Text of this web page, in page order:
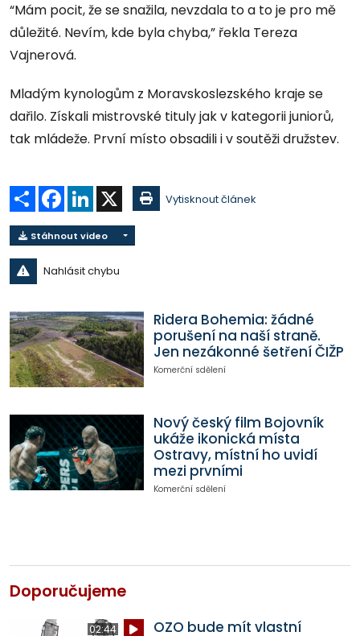
“Mám pocit, že se snažila, nevzdala to a to je pro mě
důležité. Nevím, kde byla chyba,” řekla Tereza
Vajnerová.
Mladým kynologům z Moravskoslezského kraje se
dařilo. Získali mistrovské tituly jak v kategorii juniorů,
tak mládeže. První místo obsadili i v soutěži družstev.
Sdílet Facebook
LinkedIn Vytisknout článek
Stáhnout video
Nahlásit chybu
Ridera Bohemia: žádné
porušení na naší straně.
Jen nezákonné šetření ČIŽP
Komerční sdělení
Nový český film Bojovník
ukáže ikonická místa
Ostravy, místní ho uvidí
mezi prvními
Komerční sdělení
Doporučujeme
02:44
OZO bude mít vlastní